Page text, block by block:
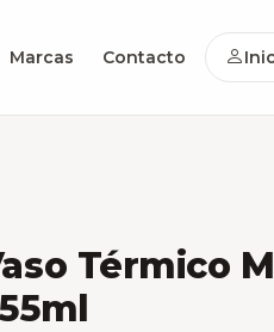
Marcas Contacto
Térmico